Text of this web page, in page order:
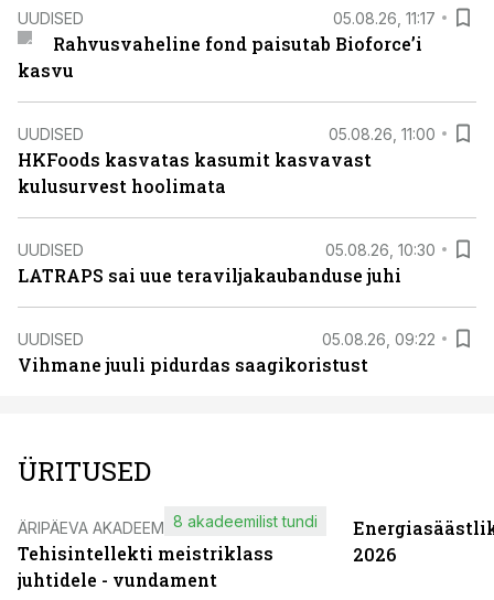
UUDISED 05.08.26, 11:17
Rahvusvaheline fond paisutab Bioforce’i
kasvu
UUDISED 05.08.26, 11:00
HKFoods kasvatas kasumit kasvavast
kulusurvest hoolimata
UUDISED 05.08.26, 10:30
LATRAPS sai uue teraviljakaubanduse juhi
UUDISED 05.08.26, 09:22
Vihmane juuli pidurdas saagikoristust
ÜRITUSED
ÄRIPÄEVA AKADEEMIA
Tehisintellekti meistriklass
juhtidele - vundament
8 akadeemilist tundi
2026